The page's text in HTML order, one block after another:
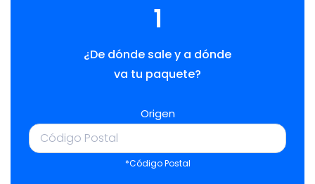
1
¿De dónde sale y a dónde
va tu paquete?
Origen
*Código Postal